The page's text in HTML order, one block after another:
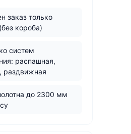
заказ только
короба)
систем
распашная,
раздвижная
до 2300 мм